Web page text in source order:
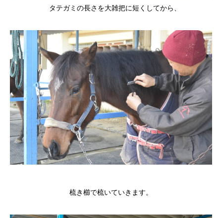
タテガミの長さを大雑把に短くしてから、
梳き櫛で梳いていきます。